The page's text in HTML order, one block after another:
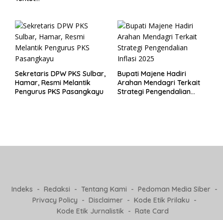
Sekretaris DPW PKS Sulbar,
Hamar, Resmi Melantik
Pengurus PKS Pasangkayu
Bupati Majene Hadiri
Arahan Mendagri Terkait
Strategi Pengendalian
Indeks Redaksi Tentang Kami
Pedoman Media Siber
Privacy Policy
Disclaimer
Kode Etik Prilaku
Kode Etik Jurnalistik
Rate Card